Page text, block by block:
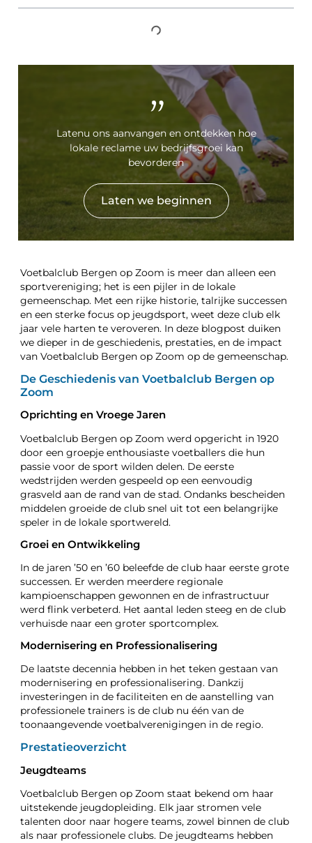
Voetbalclub Bergen op Zoom is meer dan alleen een
sportvereniging; het is een pijler in de lokale
gemeenschap. Met een rijke historie, talrijke successen
en een sterke focus op jeugdsport, weet deze club elk
jaar vele harten te veroveren. In deze blogpost duiken
we dieper in de geschiedenis, prestaties, en de impact
van Voetbalclub Bergen op Zoom op de gemeenschap.
De Geschiedenis van Voetbalclub Bergen op
Zoom
Oprichting en Vroege Jaren
Voetbalclub Bergen op Zoom werd opgericht in 1920
door een groepje enthousiaste voetballers die hun
passie voor de sport wilden delen. De eerste
wedstrijden werden gespeeld op een eenvoudig
grasveld aan de rand van de stad. Ondanks bescheiden
middelen groeide de club snel uit tot een belangrijke
speler in de lokale sportwereld.
Groei en Ontwikkeling
In de jaren ’50 en ’60 beleefde de club haar eerste grote
successen. Er werden meerdere regionale
kampioenschappen gewonnen en de infrastructuur
werd flink verbeterd. Het aantal leden steeg en de club
verhuisde naar een groter sportcomplex.
Modernisering en Professionalisering
De laatste decennia hebben in het teken gestaan van
modernisering en professionalisering. Dankzij
investeringen in de faciliteiten en de aanstelling van
professionele trainers is de club nu één van de
toonaangevende voetbalverenigingen in de regio.
Prestatieoverzicht
Jeugdteams
Voetbalclub Bergen op Zoom staat bekend om haar
uitstekende jeugdopleiding. Elk jaar stromen vele
talenten door naar hogere teams, zowel binnen de club
als naar professionele clubs. De jeugdteams hebben
"
Latenu ons aanvangen en ontdekken hoe
lokale reclame uw bedrijfsgroei kan
bevorderen
Laten we beginnen